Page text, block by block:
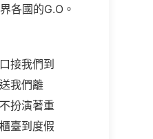
各國的G.O。
接我們到
我們離
扮演著重
臺到度假